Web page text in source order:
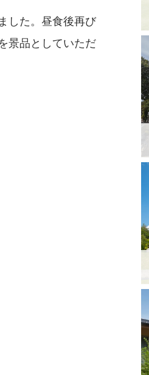
した。昼食後再び
景品としていただ